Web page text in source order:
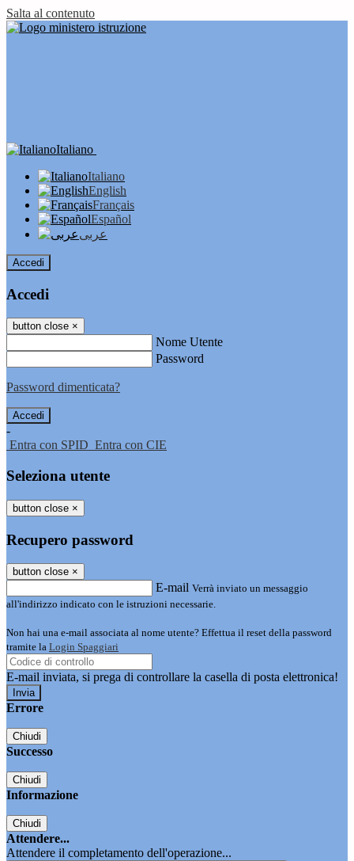
Salta al contenuto
Italiano
Italiano
English
Français
Español
عربى
Accedi
Accedi
button close ×
Nome Utente
Password
Password dimenticata?
-
Entra con SPID Entra con CIE
Seleziona utente
button close ×
Recupero password
button close ×
E-mail Verrà inviato un messaggio
all'indirizzo indicato con le istruzioni necessarie.
Non hai una e-mail associata al nome utente? Effettua il reset della password
tramite la Login Spaggiari
E-mail inviata, si prega di controllare la casella di posta elettronica!
Errore
Chiudi
Successo
Chiudi
Informazione
Chiudi
Attendere...
Attendere il completamento dell'operazione...